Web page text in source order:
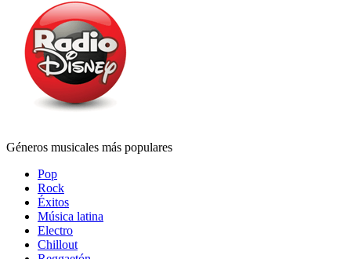
Géneros musicales más populares
Pop
Rock
Éxitos
Música latina
Electro
Chillout